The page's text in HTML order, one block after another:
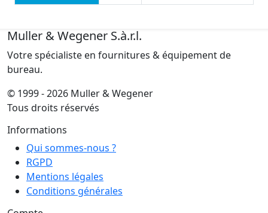
Muller & Wegener S.à.r.l.
Votre spécialiste en fournitures & équipement de
bureau.
© 1999 - 2026 Muller & Wegener
Tous droits réservés
Informations
Qui sommes-nous ?
RGPD
Mentions légales
Conditions générales